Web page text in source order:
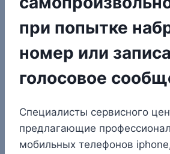
при попытке
номер или
голосовое
Специалисты сервисного
предлагающие
мобильных телефонов